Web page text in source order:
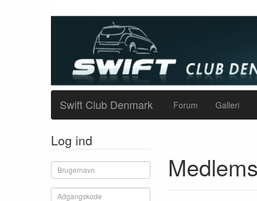
Swift Club Denmark Forum Galleri
Log ind